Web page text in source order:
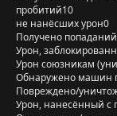
пробитий10
не нанёсших урон0
Получено
Урон,
Урон союзникам
Обнаружено машин
Повреждено/
Урон, нанесённый с